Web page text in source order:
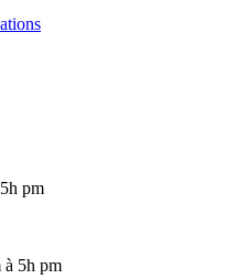
pm
à 5h pm